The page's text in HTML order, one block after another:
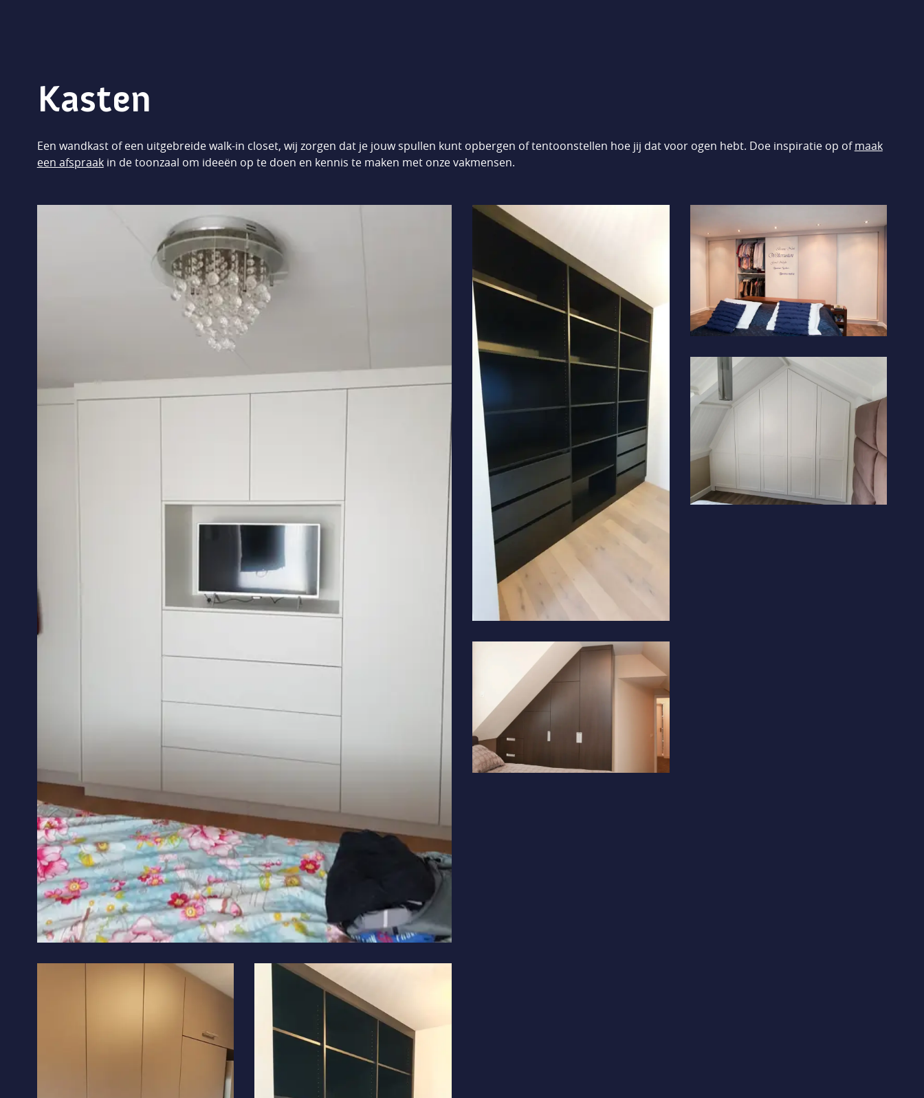
Kasten
Een wandkast of een uitgebreide walk-in closet, wij zorgen dat je jouw spullen kunt opbergen of tentoonstellen hoe jij dat voor ogen hebt. Doe inspiratie op ofmaak
een afspraakin de toonzaal om ideeën op te doen en kennis te maken met onze vakmensen.